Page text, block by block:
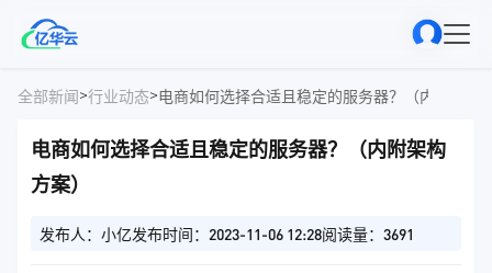
全部新闻>行业动态>电商如何选择合适且稳定的服务器？（内附架构
电商如何选择合适且稳定的服务器？（内附架构
方案）
发布人：小亿发布时间：2023-11-06 12:28阅读量：3691